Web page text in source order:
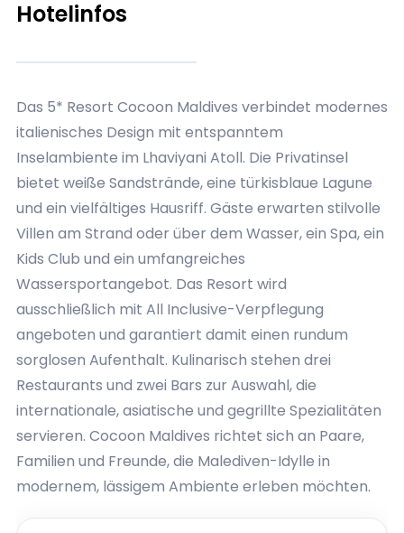
Hotelinfos
Das 5* Resort Cocoon Maldives verbindet modernes
italienisches Design mit entspanntem
Inselambiente im Lhaviyani Atoll. Die Privatinsel
bietet weiße Sandstrände, eine türkisblaue Lagune
und ein vielfältiges Hausriff. Gäste erwarten stilvolle
Villen am Strand oder über dem Wasser, ein Spa, ein
Kids Club und ein umfangreiches
Wassersportangebot. Das Resort wird
ausschließlich mit All Inclusive-Verpflegung
angeboten und garantiert damit einen rundum
sorglosen Aufenthalt. Kulinarisch stehen drei
Restaurants und zwei Bars zur Auswahl, die
internationale, asiatische und gegrillte Spezialitäten
servieren. Cocoon Maldives richtet sich an Paare,
Familien und Freunde, die Malediven-Idylle in
modernem, lässigem Ambiente erleben möchten.